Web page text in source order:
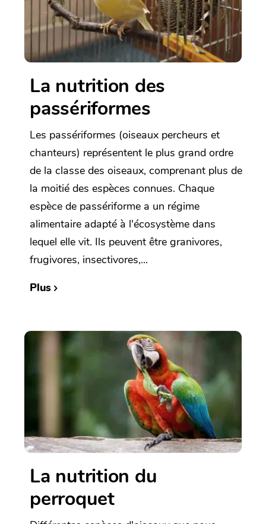
La nutrition des
passériformes
Les passériformes (oiseaux percheurs et
chanteurs) représentent le plus grand ordre
de la classe des oiseaux, comprenant plus de
la moitié des espèces connues. Chaque
espèce de passériforme a un régime
alimentaire adapté à l'écosystème dans
lequel elle vit. Ils peuvent être granivores,
frugivores, insectivores,...
Plus
La nutrition du
perroquet